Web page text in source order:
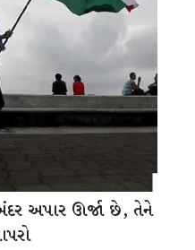
અપાર ઊર્જા છે, તેને